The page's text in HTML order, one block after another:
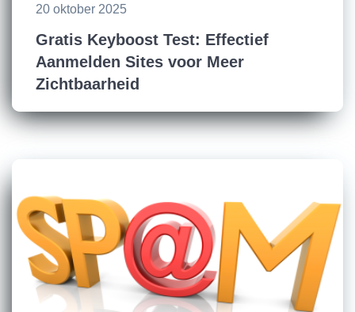
20 oktober 2025
Gratis Keyboost Test: Effectief
Aanmelden Sites voor Meer
Zichtbaarheid